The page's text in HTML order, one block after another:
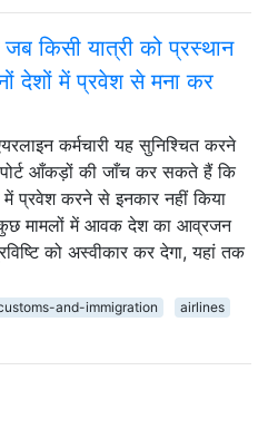
जब किसी यात्री को प्रस्थान
देशों में प्रवेश से मना कर
कर्मचारी यह सुनिश्चित करने
आँकड़ों की जाँच कर सकते हैं कि
प्रवेश करने से इनकार नहीं किया
कुछ मामलों में आवक देश का आव्रजन
को अस्वीकार कर देगा, यहां तक
and-immigration
airlines